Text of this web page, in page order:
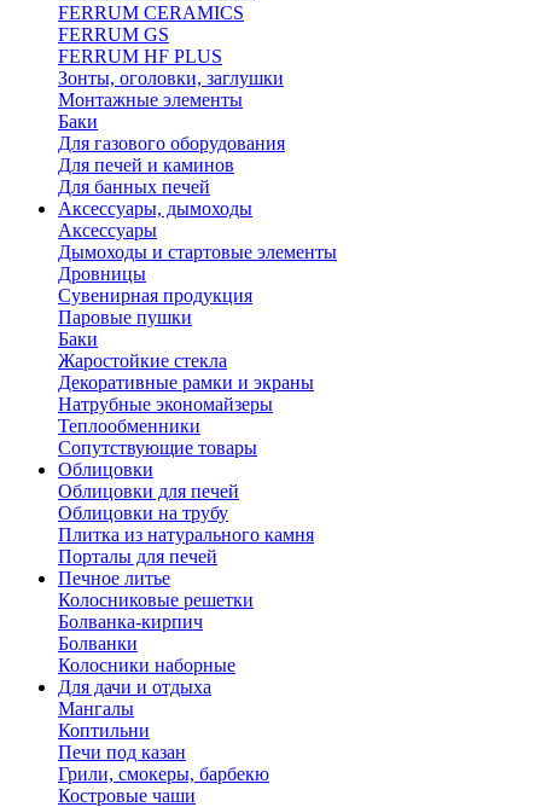
FERRUM CERAMICS
FERRUM GS
FERRUM HF PLUS
Зонты, оголовки, заглушки
Монтажные элементы
Баки
Для газового оборудования
Для печей и каминов
Для банных печей
Аксессуары, дымоходы
Аксессуары
Дымоходы и стартовые элементы
Дровницы
Сувенирная продукция
Паровые пушки
Баки
Жаростойкие стекла
Декоративные рамки и экраны
Натрубные экономайзеры
Теплообменники
Сопутствующие товары
Облицовки
Облицовки для печей
Облицовки на трубу
Плитка из натурального камня
Порталы для печей
Печное литье
Колосниковые решетки
Болванка-кирпич
Болванки
Колосники наборные
Для дачи и отдыха
Мангалы
Коптильни
Печи под казан
Грили, смокеры, барбекю
Костровые чаши